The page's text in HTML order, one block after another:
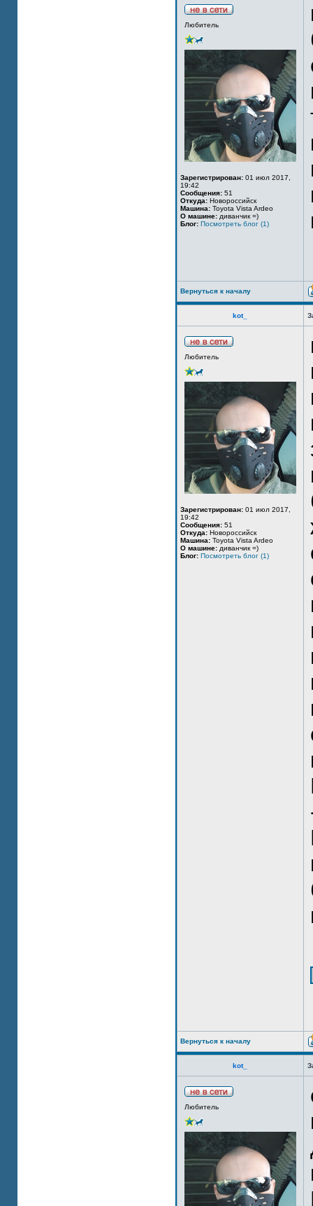
Любитель
Зарегистрирован: 01 июл 2017,
19:42
Сообщения: 51
Откуда: Новороссийск
Машина: Toyota Vista Ardeo
О машине: диванчик =)
Блог: Посмотреть блог (1)
Вернуться к началу
kot_
Любитель
Зарегистрирован: 01 июл 2017,
19:42
Сообщения: 51
Откуда: Новороссийск
Машина: Toyota Vista Ardeo
О машине: диванчик =)
Блог: Посмотреть блог (1)
Вернуться к началу
kot_
Любитель